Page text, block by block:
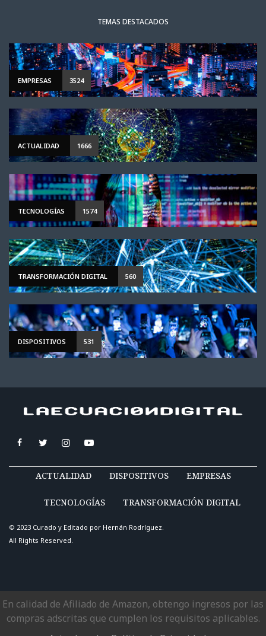
TEMAS DESTACADOS
EMPRESAS 3524
ACTUALIDAD 1666
TECNOLOGÍAS 1574
TRANSFORMACIÓN DIGITAL 560
DISPOSITIVOS 531
ACTUALIDAD DISPOSITIVOS EMPRESAS
TECNOLOGÍAS TRANSFORMACIÓN DIGITAL
© 2023 Curado y Editado por Hernán Rodríguez.
All Rights Reserved.
En calidad de Afiliado de Amazon, obtengo ingresos por las
compras adscritas que cumplen los requisitos aplicables.